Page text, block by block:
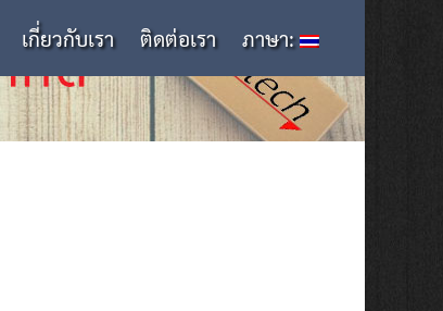
เกี่ยวกับเรา ติดต่อเรา ภาษา: